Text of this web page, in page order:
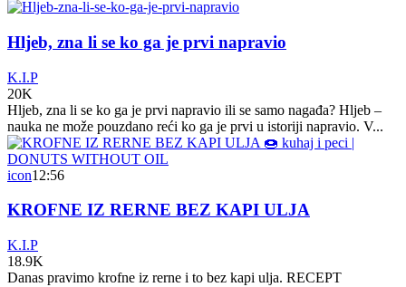
Hljeb, zna li se ko ga je prvi napravio
K.I.P
20K
Hljeb, zna li se ko ga je prvi napravio ili se samo nagađa? Hljeb –
nauka ne može pouzdano reći ko ga je prvi u istoriji napravio. V...
icon12:56
KROFNE IZ RERNE BEZ KAPI ULJA
K.I.P
18.9K
Danas pravimo krofne iz rerne i to bez kapi ulja. RECEPT